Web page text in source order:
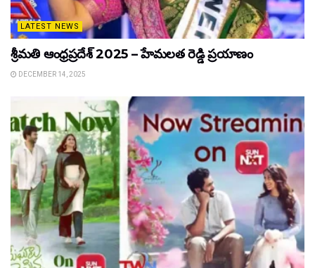
LATEST NEWS
శ్రీమతి ఆంధ్రప్రదేశ్ 2025 – హేమలత రెడ్డి ప్రయాణం
DECEMBER 14, 2025